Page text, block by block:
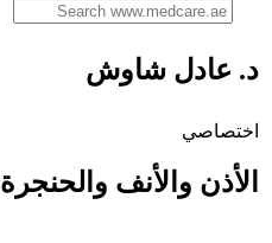
د. عادل شاوش
اختصاصي
الأذن والأنف والحنجرة